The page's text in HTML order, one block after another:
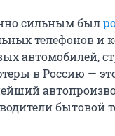
сильным был
телефонов и
автомобилей,
в Россию —
бытовой